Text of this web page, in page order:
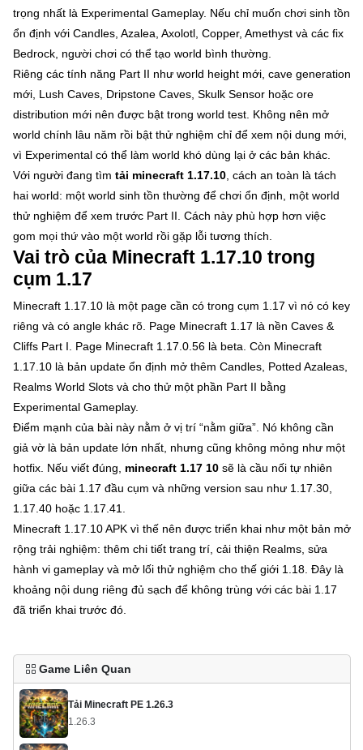
trọng nhất là Experimental Gameplay. Nếu chỉ muốn chơi sinh tồn
ổn định với Candles, Azalea, Axolotl, Copper, Amethyst và các fix
Bedrock, người chơi có thể tạo world bình thường.
Riêng các tính năng Part II như world height mới, cave generation
mới, Lush Caves, Dripstone Caves, Skulk Sensor hoặc ore
distribution mới nên được bật trong world test. Không nên mở
world chính lâu năm rồi bật thử nghiệm chỉ để xem nội dung mới,
vì Experimental có thể làm world khó dùng lại ở các bản khác.
Với người đang tìm tải minecraft 1.17.10, cách an toàn là tách
hai world: một world sinh tồn thường để chơi ổn định, một world
thử nghiệm để xem trước Part II. Cách này phù hợp hơn việc
gom mọi thứ vào một world rồi gặp lỗi tương thích.
Vai trò của Minecraft 1.17.10 trong
cụm 1.17
Minecraft 1.17.10 là một page cần có trong cụm 1.17 vì nó có key
riêng và có angle khác rõ. Page Minecraft 1.17 là nền Caves &
Cliffs Part I. Page Minecraft 1.17.0.56 là beta. Còn Minecraft
1.17.10 là bản update ổn định mở thêm Candles, Potted Azaleas,
Realms World Slots và cho thử một phần Part II bằng
Experimental Gameplay.
Điểm mạnh của bài này nằm ở vị trí “nằm giữa”. Nó không cần
giả vờ là bản update lớn nhất, nhưng cũng không mỏng như một
hotfix. Nếu viết đúng, minecraft 1.17 10sẽ là cầu nối tự nhiên
giữa các bài 1.17 đầu cụm và những version sau như 1.17.30,
1.17.40 hoặc 1.17.41.
Minecraft 1.17.10 APK vì thế nên được triển khai như một bản mở
rộng trải nghiệm: thêm chi tiết trang trí, cải thiện Realms, sửa
hành vi gameplay và mở lối thử nghiệm cho thế giới 1.18. Đây là
khoảng nội dung riêng đủ sạch để không trùng với các bài 1.17
đã triển khai trước đó.
Game Liên Quan
Tải Minecraft PE 1.26.3
1.26.3